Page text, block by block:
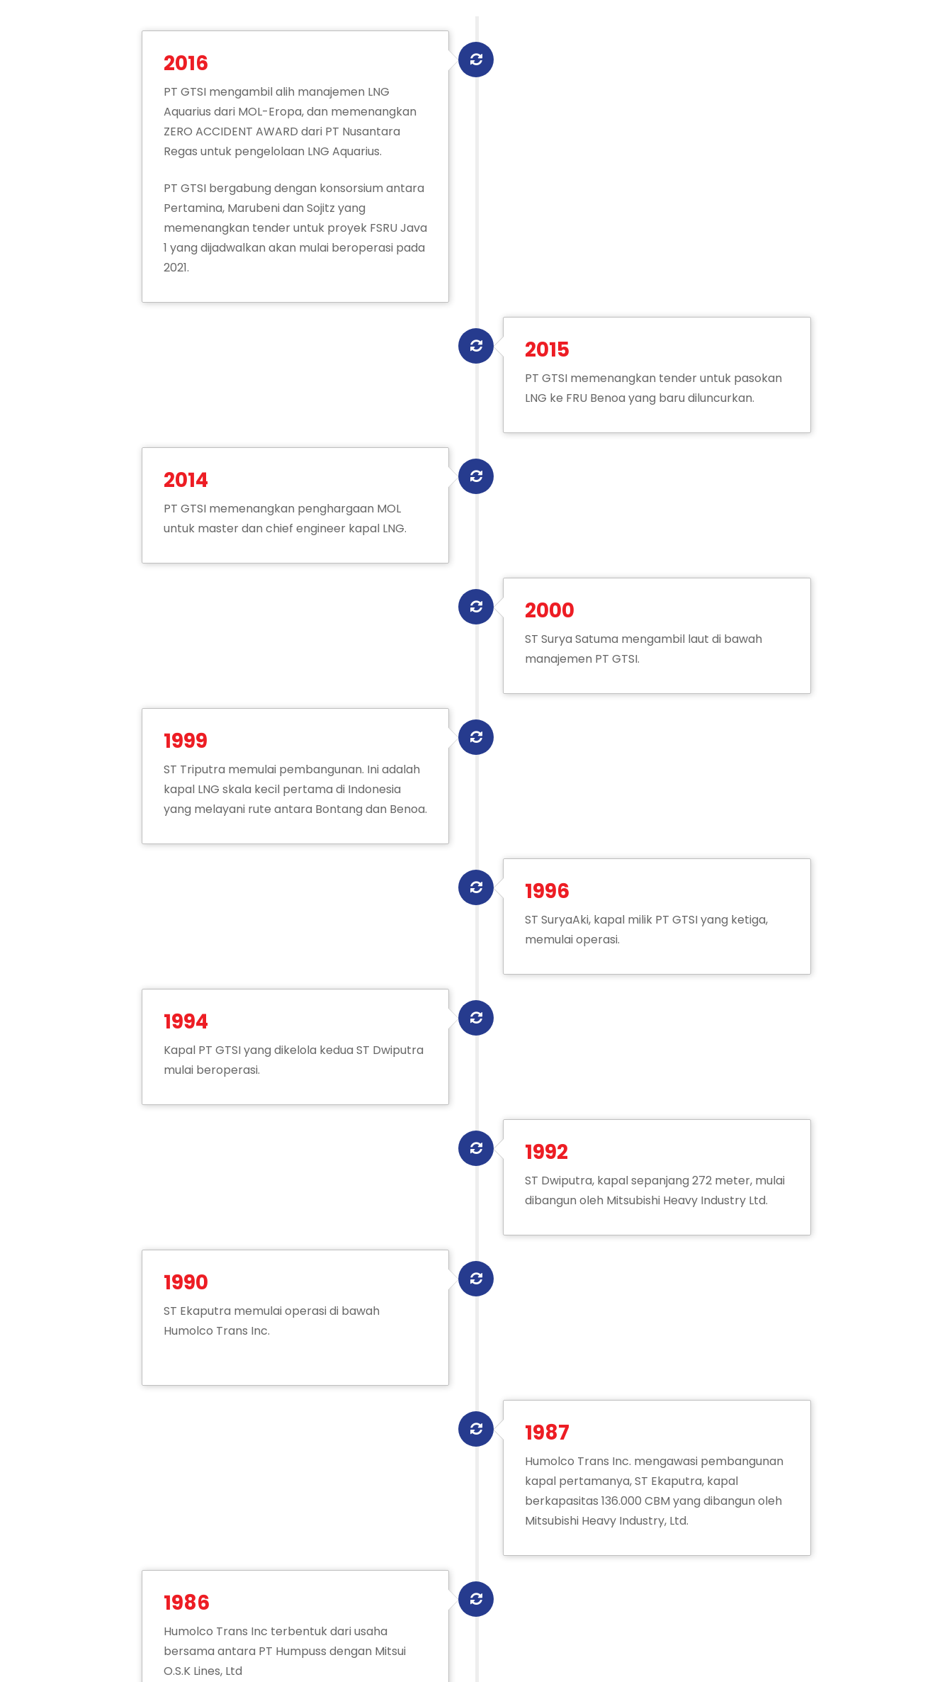
2016
PT GTSI mengambil alih manajemen LNG
Aquarius dari MOL-Eropa, dan memenangkan
ZERO ACCIDENT AWARD dari PT Nusantara
Regas untuk pengelolaan LNG Aquarius.
PT GTSI bergabung dengan konsorsium antara
Pertamina, Marubeni dan Sojitz yang
memenangkan tender untuk proyek FSRU Java
1 yang dijadwalkan akan mulai beroperasi pada
2021.
2015
PT GTSI memenangkan tender untuk pasokan
LNG ke FRU Benoa yang baru diluncurkan.
2014
PT GTSI memenangkan penghargaan MOL
untuk master dan chief engineer kapal LNG.
2000
ST Surya Satuma mengambil laut di bawah
manajemen PT GTSI.
1999
ST Triputra memulai pembangunan. Ini adalah
kapal LNG skala kecil pertama di Indonesia
yang melayani rute antara Bontang dan Benoa.
1996
ST SuryaAki, kapal milik PT GTSI yang ketiga,
memulai operasi.
1994
Kapal PT GTSI yang dikelola kedua ST Dwiputra
mulai beroperasi.
1992
ST Dwiputra, kapal sepanjang 272 meter, mulai
dibangun oleh Mitsubishi Heavy Industry Ltd.
1990
ST Ekaputra memulai operasi di bawah
Humolco Trans Inc.
1987
Humolco Trans Inc. mengawasi pembangunan
kapal pertamanya, ST Ekaputra, kapal
berkapasitas 136.000 CBM yang dibangun oleh
Mitsubishi Heavy Industry, Ltd.
1986
Humolco Trans Inc terbentuk dari usaha
bersama antara PT Humpuss dengan Mitsui
O.S.K Lines, Ltd